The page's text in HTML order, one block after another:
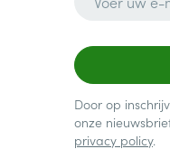
Door op
onze
privacy policy.